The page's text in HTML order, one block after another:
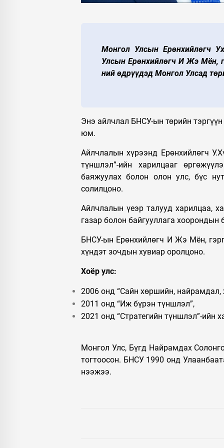
Монгол Улсын Ерөнхийлөгч
Улсын Ерөнхийлөгч И Жэ Мён,
ний өдрүүдэд Монгол Улсад
Энэ айлчлал БНСУ-ын төрийн
юм.
Айлчлалын хүрээнд Ерөнхийлөгч
түншлэл”-ийн харилцааг
баяжуулах болон олон улс, бүс
солилцоно.
Айлчлалын үеэр талууд харилцаа,
газар болон байгууллага
БНСУ-ын Ерөнхийлөгч И Жэ Мён,
хүндэт зочдын хувиар оролцоно.
Хоёр улс:
2006 онд “Сайн хөршийн,
2011 онд “Иж бүрэн түншлэл”,
2021 онд “Стратегийн түншлэл”-ийн
Монгол Улс, Бүгд Найрамдах
тогтоосон. БНСУ 1990 онд
нээжээ.